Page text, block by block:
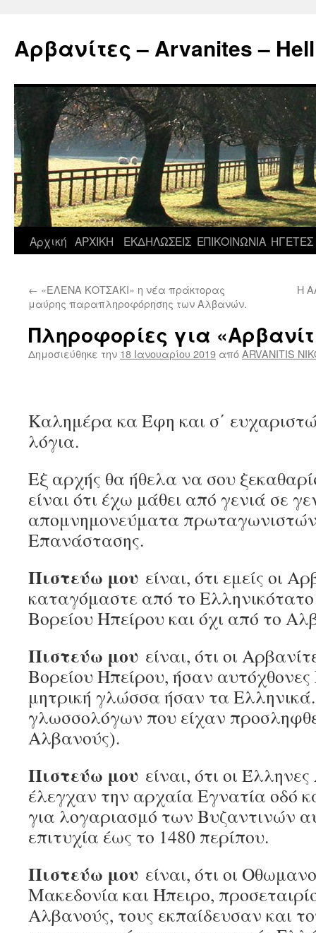
περιεχόμενο
Αρβανίτες – Arvanites –
Αρχική ΑΡΧΙΚΗ ΕΚΔΗΛΩΣΕΙΣ ΕΠΙΚΟΙΝΩΝΙΑ ΗΓΕΤΕΣ
← «ΕΛΕΝΑ ΚΟΤΣΑΚΙ» η νέα πράκτορας
μαύρης παραπληροφόρησης των Αλβανών.
Η
Πληροφορίες για
Δημοσιεύθηκε την 18 Ιανουαρίου 2019 απόARVANITIS
Καλημέρα κα Έφη και σ΄
λόγια.
Εξ αρχής θα ήθελα να σου
είναι ότι έχω μάθει από γενιά σε
απομνημονεύματα πρωταγωνιστών
Επανάστασης.
Πιστεύω μου είναι, ότι εμείς οι
καταγόμαστε από το
Βορείου Ηπείρου και όχι από το
Πιστεύω μου είναι, ότι οι
Βορείου Ηπείρου, ήσαν
μητρική γλώσσα ήσαν τα
γλωσσολόγων που είχαν
Αλβανούς).
Πιστεύω μου είναι, ότι οι
έλεγχαν την αρχαία Εγνατία οδό
για λογαριασμό των Βυζαντινών
επιτυχία έως το 1480 περίπου.
Πιστεύω μου είναι, ότι οι
Μακεδονία και Ήπειρο,
Αλβανούς, τους εκπαίδευσαν και